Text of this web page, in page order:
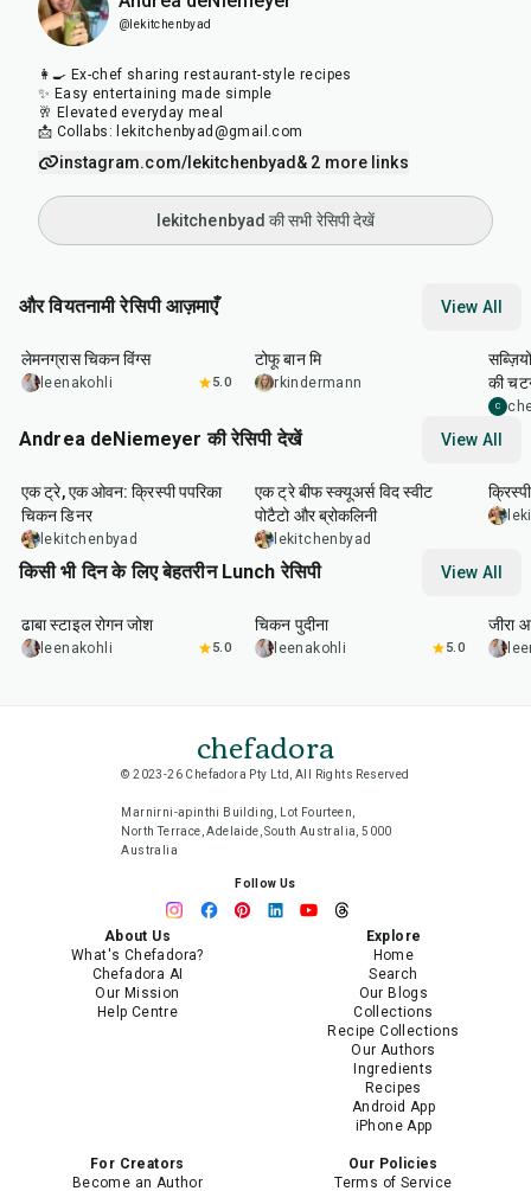
@lekitchenbyad
👩‍🍳 Ex-chef sharing restaurant-style recipes
✨ Easy entertaining made simple
🥂 Elevated everyday meal
📩 Collabs: lekitchenbyad@gmail.com
instagram.com/lekitchenbyad & 2 more links
lekitchenbyad की सभी रेसिपी देखें
और वियतनामी रेसिपी आज़माएँ View All
35
लेमनग्रास चिकन विंग्स
leenakohli 5.0
टोफू बान मि
rkindermann
की
C
Andrea deNiemeyer की रेसिपी देखें View All
एक ट्रे, एक ओवन: क्रिस्पी पपरिका
चिकन डिनर
lekitchenbyad
45min
एक ट्रे बीफ स्क्यूअर्स विद स्वीट
पोटैटो और ब्रोकलिनी
lekitchenbyad
किसी भी दिन के लिए बेहतरीन Lunch रेसिपी View All
1 min
ढाबा स्टाइल रोगन जोश
leenakohli 5.0
hr 15
चिकन पुदीना
leenakohli 5.0
जीरा
chefadora
© 2023-26 Chefadora Pty Ltd, All Rights Reserved
Marnirni-apinthi Building, Lot Fourteen,
North Terrace, Adelaide, South Australia, 5000
Australia
Follow Us
About Us
What's Chefadora?
Chefadora AI
Our Mission
Help Centre
Explore
Home
Search
Our Blogs
Collections
Recipe Collections
Our Authors
Ingredients
Recipes
Android App
iPhone App
For Creators
Become an Author
Our Policies
Terms of Service